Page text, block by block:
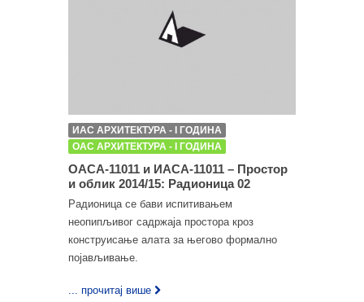
ИАС АРХИТЕКТУРА - I ГОДИНА
ОАС АРХИТЕКТУРА - I ГОДИНА
ОАСА-11011 и ИАСА-11011 – Простор
и облик 2014/15: Радионица 02
Радионица се бави испитивањем
неопипљивог садржаја простора кроз
конструисање алата за његово формално
појављивање.
... прочитај више